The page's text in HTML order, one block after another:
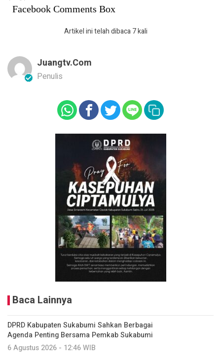
Facebook Comments Box
Artikel ini telah dibaca 7 kali
Juangtv.com
Penulis
Baca Lainnya
DPRD Kabupaten Sukabumi Sahkan Berbagai
Agenda Penting Bersama Pemkab Sukabumi
6 Agustus 2026 - 12:46 WIB